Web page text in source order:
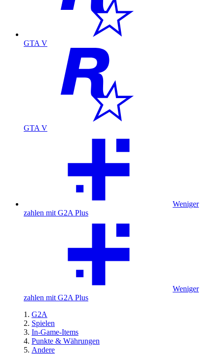
GTA V
GTA V
Weniger
zahlen mit G2A Plus
Weniger
zahlen mit G2A Plus
G2A
Spielen
In-Game-Items
Punkte & Währungen
Andere